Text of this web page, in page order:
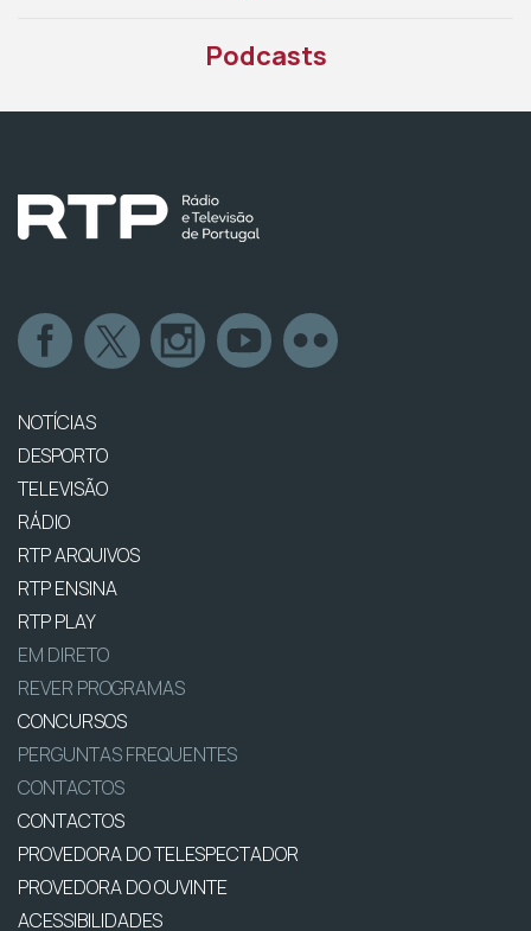
Podcasts
NOTÍCIAS
DESPORTO
TELEVISÃO
RÁDIO
RTP ARQUIVOS
RTP ENSINA
RTP PLAY
EM DIRETO
REVER PROGRAMAS
CONCURSOS
PERGUNTAS FREQUENTES
CONTACTOS
CONTACTOS
PROVEDORA DO TELESPECTADOR
PROVEDORA DO OUVINTE
ACESSIBILIDADES